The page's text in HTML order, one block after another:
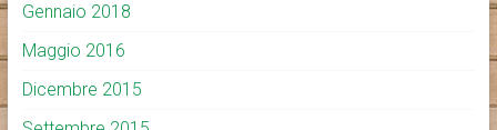
Gennaio 2018
Maggio 2016
Dicembre 2015